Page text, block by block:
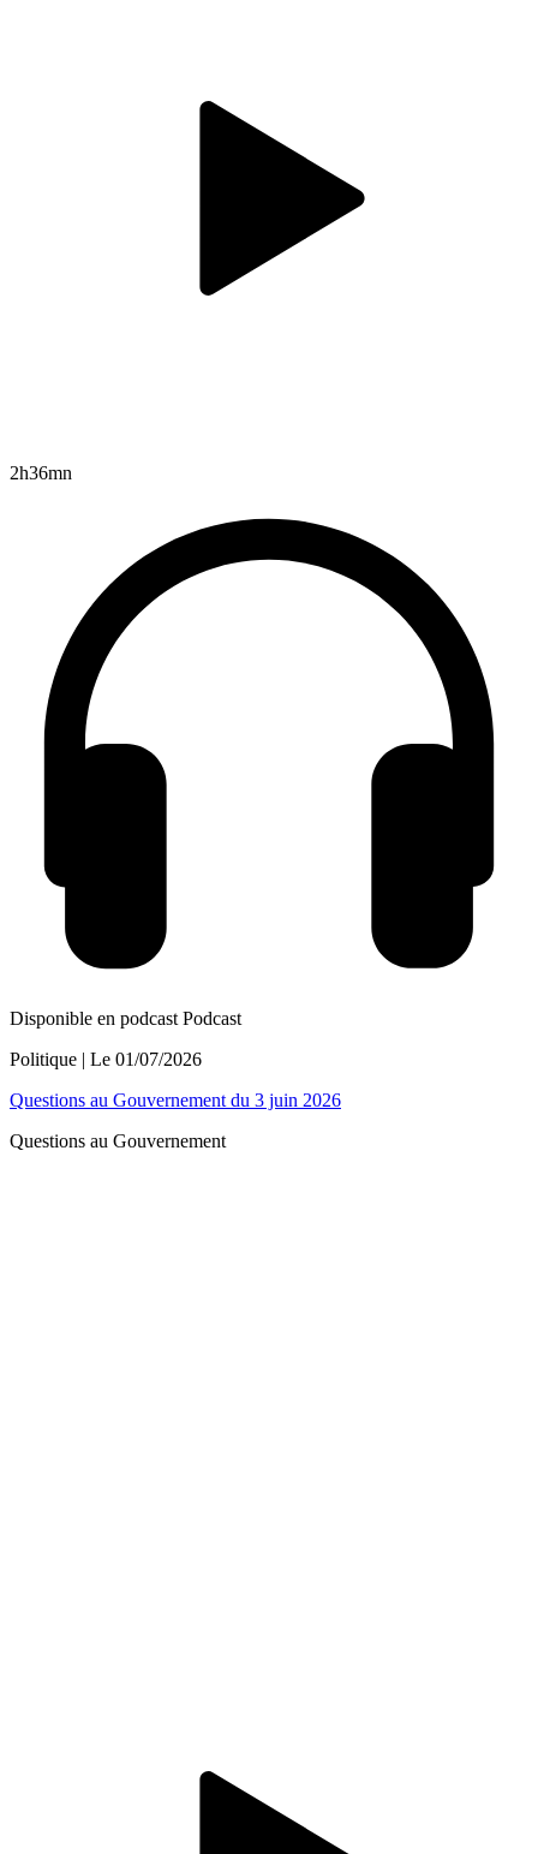
2h36mn
Disponible en podcast Podcast
Politique | Le 01/07/2026
Questions au Gouvernement du 3 juin 2026
Questions au Gouvernement